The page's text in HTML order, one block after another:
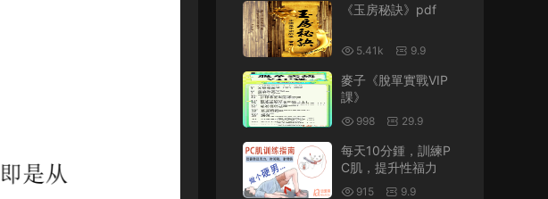
《玉房秘訣》pdf
5.41k 9.9
麥子《脫單實戰VIP
課》
998 29.9
每天10分鍾，訓練P
C肌，提升性福力
915 9.9